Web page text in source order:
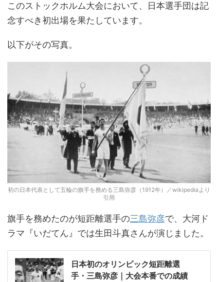
このストックホルム大会において、日本選手団は記
念すべき初出場を果たしています。
以下がその写真。
初の日本代表として五輪の旗手を務める三島弥彦（1912年）／wikipediaより
引用
旗手を務めたのが短距離選手の三島弥彦で、大河ド
ラマ『いだてん』では生田斗真さんが演じました。
日本初のオリンピック短距離選
手・三島弥彦｜大会本番での成績